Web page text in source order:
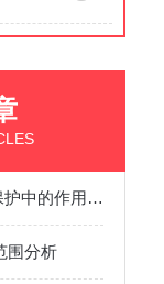
全自动渗透仪在环境保护中的作用与意义
围分析